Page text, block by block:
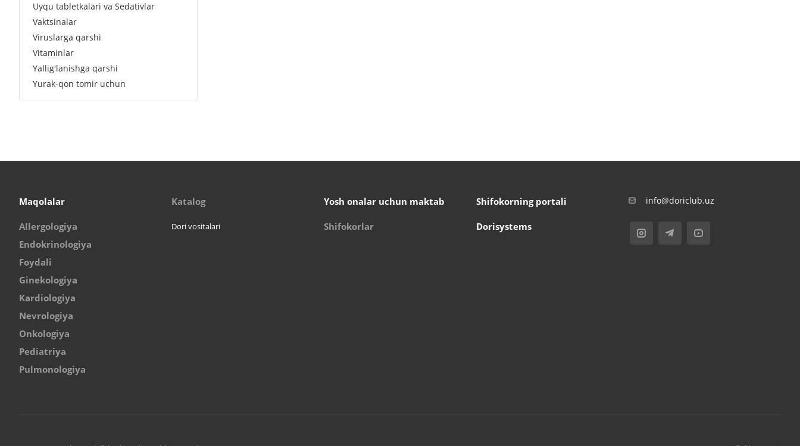
Uyqu tabletkalari va Sedativlar
Vaktsinalar
Viruslarga qarshi
Vitaminlar
Yallig'lanishga qarshi
Yurak-qon tomir uchun
Maqolalar
Allergologiya
Endokrinologiya
Foydali
Ginekologiya
Kardiologiya
Nevrologiya
Onkologiya
Pediatriya
Pulmonologiya
Katalog
Dori vositalari
Yosh onalar uchun maktab
Shifokorlar
Shifokorning portali
Dorisystems
info@doriclub.uz